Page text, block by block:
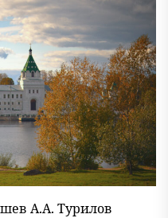
А.А. Турилов